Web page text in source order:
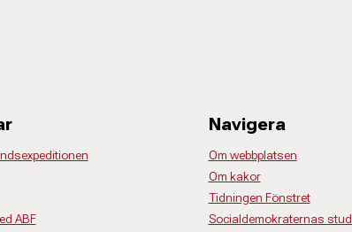
ABF
Navigera
Om webbplatsen
Om kakor
Tidningen Fönstret
Socialdemokraternas